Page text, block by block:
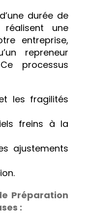
durée de
une
entreprise,
repreneur
processus
les fragilités
freins à la
ajustements
Préparation
: